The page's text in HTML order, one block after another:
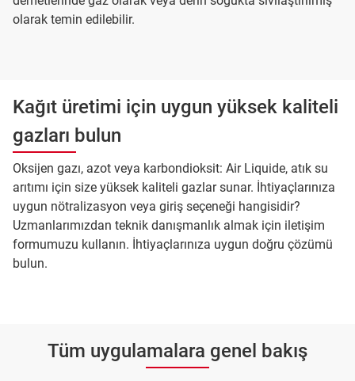
olarak temin edilebilir.
Kağıt üretimi için uygun yüksek kaliteli
gazları bulun
Oksijen gazı, azot veya karbondioksit: Air Liquide, atık su
arıtımı için size yüksek kaliteli gazlar sunar. İhtiyaçlarınıza
uygun nötralizasyon veya giriş seçeneği hangisidir?
Uzmanlarımızdan teknik danışmanlık almak için iletişim
formumuzu kullanın. İhtiyaçlarınıza uygun doğru çözümü
bulun.
Tüm uygulamalara genel bakış